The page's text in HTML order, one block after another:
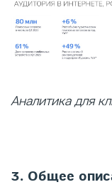
Аналитика для
3. Общее